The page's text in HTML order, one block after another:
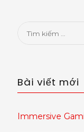
Tìm
Bài viết mới
Immersive